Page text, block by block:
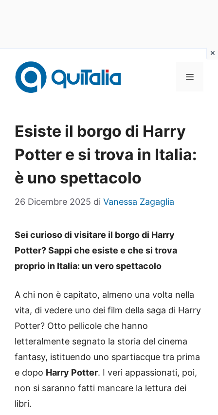
contenuto
MENU
Esiste il borgo di Harry
Potter e si trova in Italia:
è uno spettacolo
26 Dicembre 2025 di Vanessa Zagaglia
Sei curioso di visitare il borgo di Harry
Potter? Sappi che esiste e che si trova
proprio in Italia: un vero spettacolo
A chi non è capitato, almeno una volta nella
vita, di vedere uno dei film della saga di Harry
Potter? Otto pellicole che hanno
letteralmente segnato la storia del cinema
fantasy, istituendo uno spartiacque tra prima
e dopo Harry Potter. I veri appassionati, poi,
non si saranno fatti mancare la lettura dei
libri.